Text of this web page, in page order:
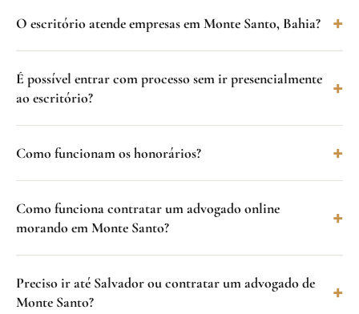
O escritório atende empresas em Monte Santo, Bahia?
É possível entrar com processo sem ir presencialmente
ao escritório?
Como funcionam os honorários?
Como funciona contratar um advogado online
morando em Monte Santo?
Preciso ir até Salvador ou contratar um advogado de
Monte Santo?